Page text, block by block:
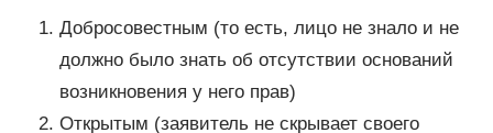
Добросовестным (то есть, лицо не знало и не
должно было знать об отсутствии оснований
возникновения у него прав)
Открытым (заявитель не скрывает своего